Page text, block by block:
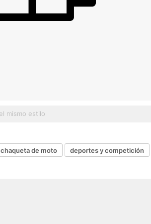
chaqueta de moto deportes y competición